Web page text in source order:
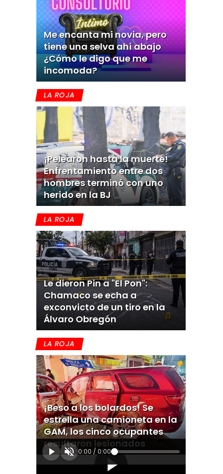
Me encanta mi novia, pero
tiene una selva ahí abajo
¿Cómo le digo que me
incomoda?
LA ROJA
¡Pelearon hasta la muerte!
Enfrentamiento entre dos
hombres terminó con uno
herido en la BJ
LA ROJA
Le dieron Pin a "El Pon":
Chamaco se echa a
exconvicto de un tiro en la
Álvaro Obregón
LA ROJA
¡Beso a los bolardos! Se
estrella una camioneta en la
GAM, los cinco ocupantes
resultaron lesionados
0:00 / 0:00